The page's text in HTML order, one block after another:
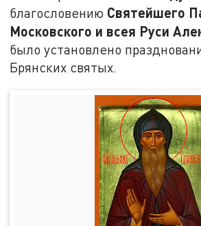
благословению Святейшего
Московского и всея Руси
было установлено
Брянских святых.